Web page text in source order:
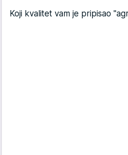
Koji kvalitet vam je pripisao